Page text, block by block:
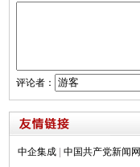
评论者：
中企集成 中国共产党新闻网